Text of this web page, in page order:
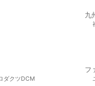
九
ダクツDCM
フ